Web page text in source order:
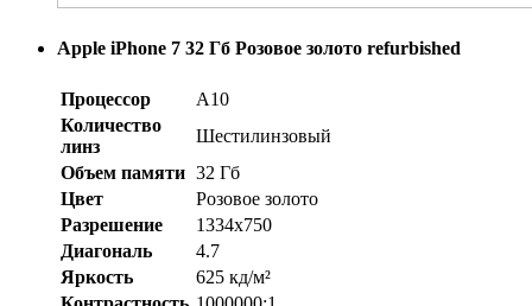
Apple iPhone 7 32 Гб Розовое золото refurbished
Процессор
A10
Количество
линз
Шестилинзовый
Объем памяти 32 Гб
Цвет
Розовое золото
Разрешение
1334x750
Диагональ
4.7
Яркость
625 кд/м²